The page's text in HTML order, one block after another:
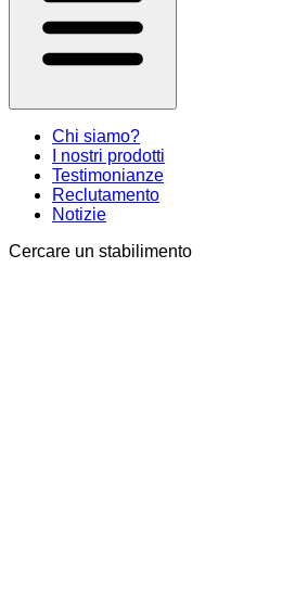
Chi siamo?
I nostri prodotti
Testimonianze
Reclutamento
Notizie
Cercare un stabilimento